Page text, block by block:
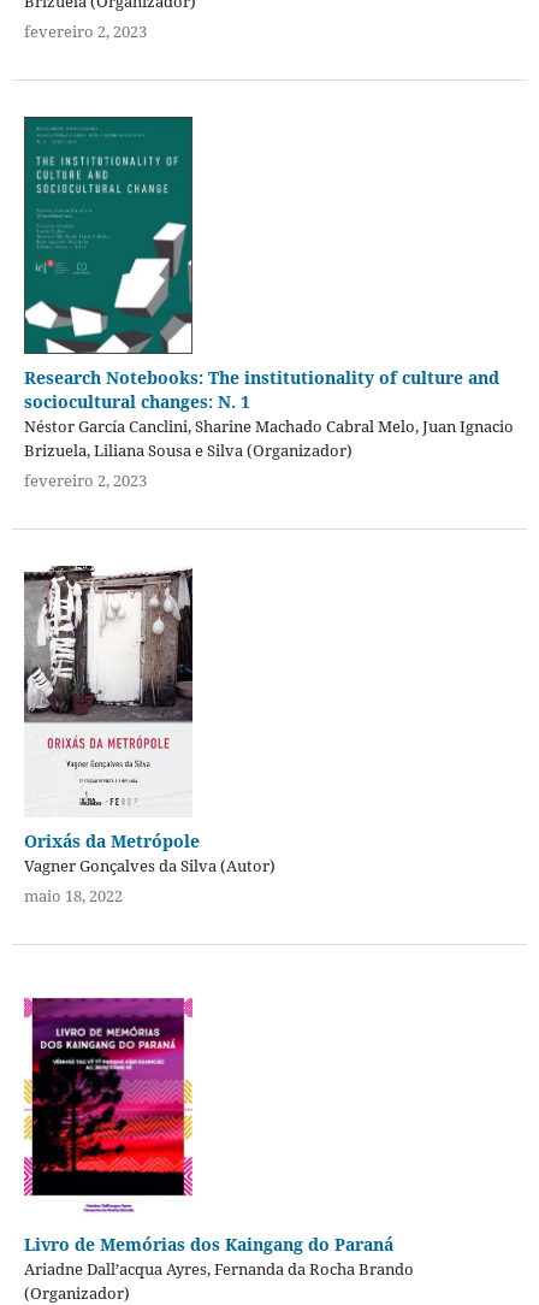
fevereiro 2, 2023
Research Notebooks: The institutionality of culture and
sociocultural changes: N. 1
Néstor García Canclini, Sharine Machado Cabral Melo, Juan Ignacio
Brizuela, Liliana Sousa e Silva (Organizador)
fevereiro 2, 2023
Orixás da Metrópole
Vagner Gonçalves da Silva (Autor)
maio 18, 2022
Livro de Memórias dos Kaingang do Paraná
Ariadne Dall’acqua Ayres, Fernanda da Rocha Brando
(Organizador)